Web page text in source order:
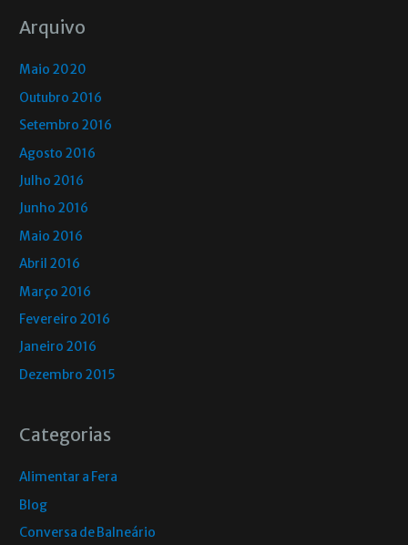
Arquivo
Maio 2020
Outubro 2016
Setembro 2016
Agosto 2016
Julho 2016
Junho 2016
Maio 2016
Abril 2016
Março 2016
Fevereiro 2016
Janeiro 2016
Dezembro 2015
Categorias
Alimentar a Fera
Blog
Conversa de Balneário